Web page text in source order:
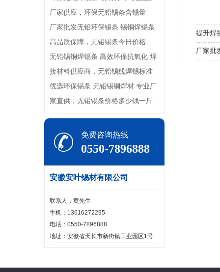
厂家供应，环保无铅锡条含锡量
厂家批发无铅环保锡条 锡铜焊锡条
高品质保障，无铅锡条今日价格
无铅锡铜焊锡条 高效环保抗氧化 焊
接材料供应商，无铅锡线焊锡标准
优选环保锡条 无铅锡铜焊材 专业厂
家直供，无铅锡条价格多少钱一斤
免费咨询热线
0550-7896888
安徽安叶锡材有限公司
联系人：黄先生
手机：13616272295
电话：0550-7896888
地址：安徽省天长市新街镇工业园区1号
提升焊
接教学
厂家批
优选环